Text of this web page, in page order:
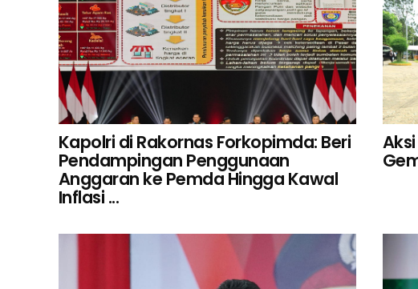
Kapolri di Rakornas Forkopimda: Beri
Pendampingan Penggunaan
Anggaran ke Pemda Hingga Kawal
Inflasi ...